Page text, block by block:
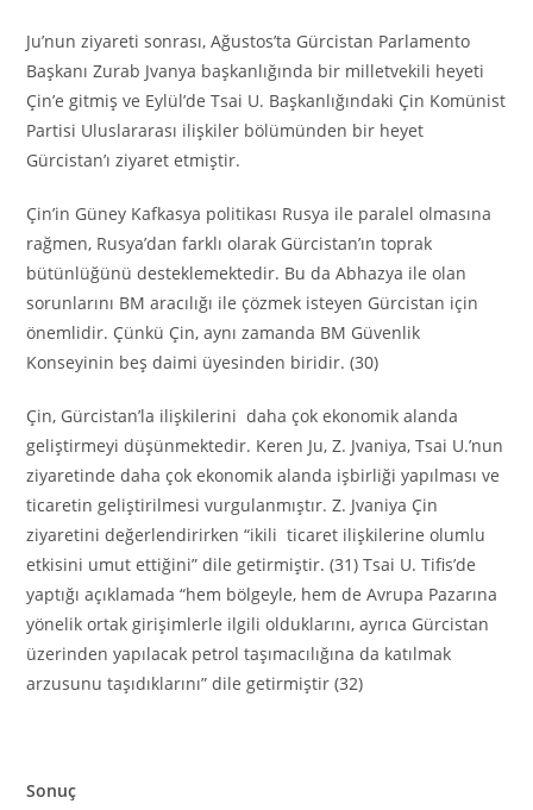
Ju’nun ziyareti sonrası, Ağustos’ta Gürcistan Parlamento
Başkanı Zurab Jvanya başkanlığında bir milletvekili heyeti
Çin’e gitmiş ve Eylül’de Tsai U. Başkanlığındaki Çin Komünist
Partisi Uluslararası ilişkiler bölümünden bir heyet
Gürcistan’ı ziyaret etmiştir.
Çin’in Güney Kafkasya politikası Rusya ile paralel olmasına
rağmen, Rusya’dan farklı olarak Gürcistan’ın toprak
bütünlüğünü desteklemektedir. Bu da Abhazya ile olan
sorunlarını BM aracılığı ile çözmek isteyen Gürcistan için
önemlidir. Çünkü Çin, aynı zamanda BM Güvenlik
Konseyinin beş daimi üyesinden biridir. (30)
Çin, Gürcistan’la ilişkilerini daha çok ekonomik alanda
geliştirmeyi düşünmektedir. Keren Ju, Z. Jvaniya, Tsai U.’nun
ziyaretinde daha çok ekonomik alanda işbirliği yapılması ve
ticaretin geliştirilmesi vurgulanmıştır. Z. Jvaniya Çin
ziyaretini değerlendirirken “ikili ticaret ilişkilerine olumlu
etkisini umut ettiğini” dile getirmiştir. (31) Tsai U. Tifis’de
yaptığı açıklamada “hem bölgeyle, hem de Avrupa Pazarına
yönelik ortak girişimlerle ilgili olduklarını, ayrıca Gürcistan
üzerinden yapılacak petrol taşımacılığına da katılmak
arzusunu taşıdıklarını” dile getirmiştir (32)
Sonuç